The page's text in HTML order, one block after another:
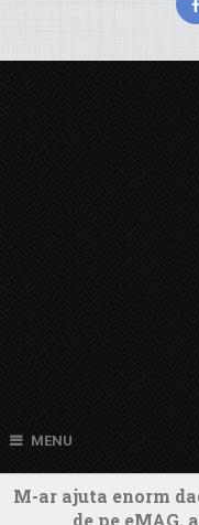
MENU
M-ar ajuta enorm
de pe eMAG,